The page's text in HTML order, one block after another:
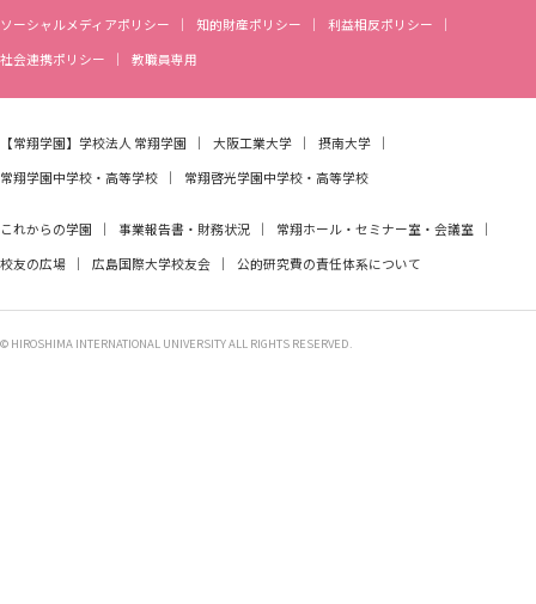
ソーシャルメディアポリシー
知的財産ポリシー
利益相反ポリシー
社会連携ポリシー
教職員専用
【常翔学園】 学校法人 常翔学園 大阪工業大学
摂南大学
常翔学園中学校・高等学校
常翔啓光学園中学校・高等学校
これからの学園 事業報告書・財務状況
常翔ホール・セミナー室・会議室
校友の広場
広島国際大学校友会 公的研究費の責任体系について
© HIROSHIMA INTERNATIONAL UNIVERSITY ALL RIGHTS RESERVED.